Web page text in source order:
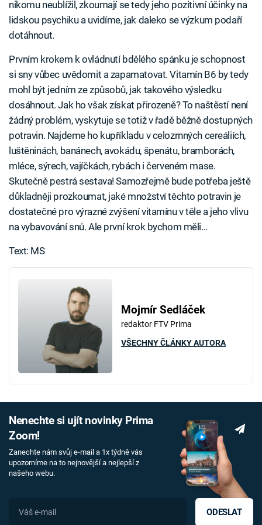
nikomu neublížil, zkoumají se tedy jeho pozitivní účinky na
lidskou psychiku a uvidíme, jak daleko se výzkum podaří
dotáhnout.
Prvním krokem k ovládnutí bdělého spánku je schopnost
si sny vůbec uvědomit a zapamatovat. Vitamín B6 by tedy
mohl být jedním ze způsobů, jak takového výsledku
dosáhnout. Jak ho však získat přirozeně? To naštěstí není
žádný problém, vyskytuje se totiž v řadě běžně dostupných
potravin. Najdeme ho kupříkladu v celozrnných cereáliích,
luštěninách, banánech, avokádu, špenátu, bramborách,
mléce, sýrech, vajíčkách, rybách i červeném mase.
Skutečně pestrá sestava! Samozřejmě bude potřeba ještě
důkladněji prozkoumat, jaké množství těchto potravin je
dostatečné pro výrazné zvýšení vitamínu v těle a jeho vlivu
na vybavování snů. Ale první krok bychom měli…
Text: MS
Mojmír Sedláček
redaktor FTV Prima
VŠECHNY ČLÁNKY AUTORA
Nenechte si ujít novinky Prima
Zoom!
Zanechte nám svůj e-mail a 1x týdně vás
upozorníme na to nejnovější a nejlepší z
našeho webu.
ODESLAT